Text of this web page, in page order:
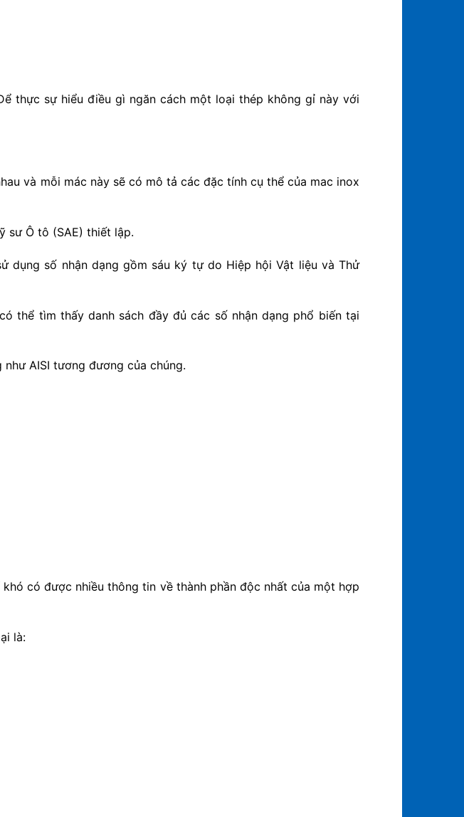
thực sự hiểu điều gì ngăn cách một loại thép không gỉ này với
và mỗi mác này sẽ có mô tả các đặc tính cụ thể của mac inox
sư Ô tô (SAE) thiết lập.
dụng số nhận dạng gồm sáu ký tự do Hiệp hội Vật liệu và Thử
thể tìm thấy danh sách đầy đủ các số nhận dạng phổ biến tại
AISI tương đương của chúng.
có được nhiều thông tin về thành phần độc nhất của một hợp
là: